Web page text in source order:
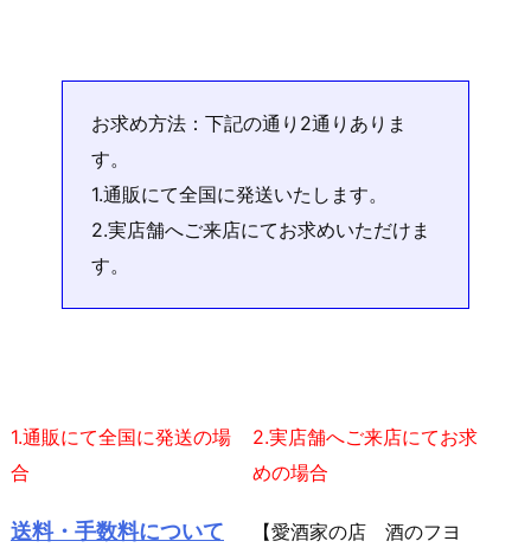
お求め方法：下記の通り2通りありま
す。
1.通販にて全国に発送いたします。
2.実店舗へご来店にてお求めいただけま
す。
1.通販にて全国に発送の場
合
送料・手数料について
2.実店舗へご来店にてお求
めの場合
【愛酒家の店 酒のフヨ